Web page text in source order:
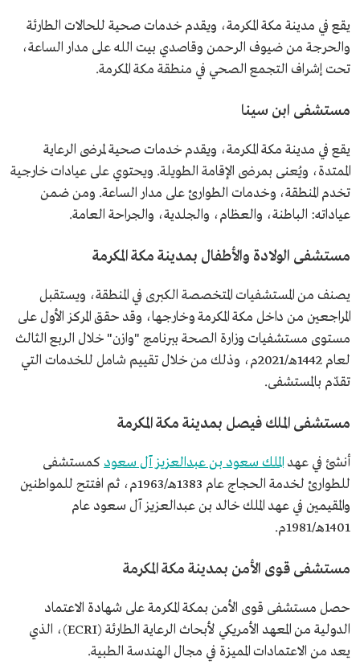
يقع في مدينة مكة المكرمة، ويقدم خدمات صحية للحالات الطارئة
والحرجة من ضيوف الرحمن وقاصدي بيت الله على مدار الساعة،
تحت إشراف التجمع الصحي في منطقة مكة المكرمة.
مستشفى ابن سينا
يقع في مدينة مكة المكرمة، ويقدم خدمات صحية لمرضى الرعاية
الممتدة، ويُعنى بمرضى الإقامة الطويلة. ويحتوي على عيادات خارجية
تخدم المنطقة، وخدمات الطوارئ على مدار الساعة. ومن ضمن
عياداته: الباطنة، والعظام، والجلدية، والجراحة العامة.
مستشفى الولادة والأطفال بمدينة مكة المكرمة
يصنف من المستشفيات المتخصصة الكبرى في المنطقة، ويستقبل
المراجعين من داخل مكة المكرمة وخارجها، وقد حقق المركز الأول على
مستوى مستشفيات وزارة الصحة ببرنامج "وازن" خلال الربع الثالث
لعام 1442هـ/2021م، وذلك من خلال تقييم شامل للخدمات التي
تقدّم بالمستشفى.
مستشفى الملك فيصل بمدينة مكة المكرمة
أنشئ في عهد الملك سعود بن عبدالعزيز آل سعود كمستشفى
للطوارئ لخدمة الحجاج عام 1383هـ/1963م، ثم افتتح للمواطنين
والمقيمين في عهد الملك خالد بن عبدالعزيز آل سعود عام
1401هـ/1981م.
مستشفى قوى الأمن بمدينة مكة المكرمة
حصل مستشفى قوى الأمن بمكة المكرمة على شهادة الاعتماد
الدولية من المعهد الأمريكي لأبحاث الرعاية الطارئة (ECRI)، الذي
يعد من الاعتمادات المميزة في مجال الهندسة الطبية.